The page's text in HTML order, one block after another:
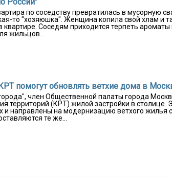
по соседству превратилась в мусорную
то "хозяюшка". Женщина копила свой хлам и
квартире. Соседям приходится терпеть
жильцов...
помогут обновлять ветхие дома в
член Общественной палаты города
территорий (КРТ) жилой застройки в столице.
и направлены на модернизацию ветхого жилья
те же...